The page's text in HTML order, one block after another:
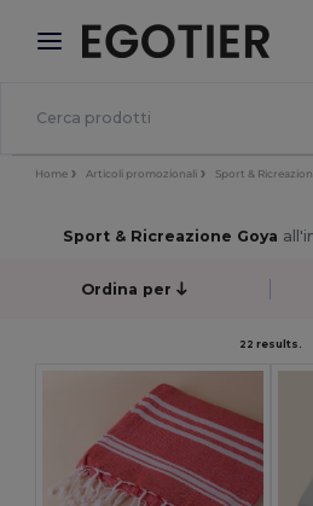
× App Egotier
Prezzi migliori sull'app!
Home Articoli promozionali Sport &
Sport & Ricreazione Goya
Ordina per
22 results.